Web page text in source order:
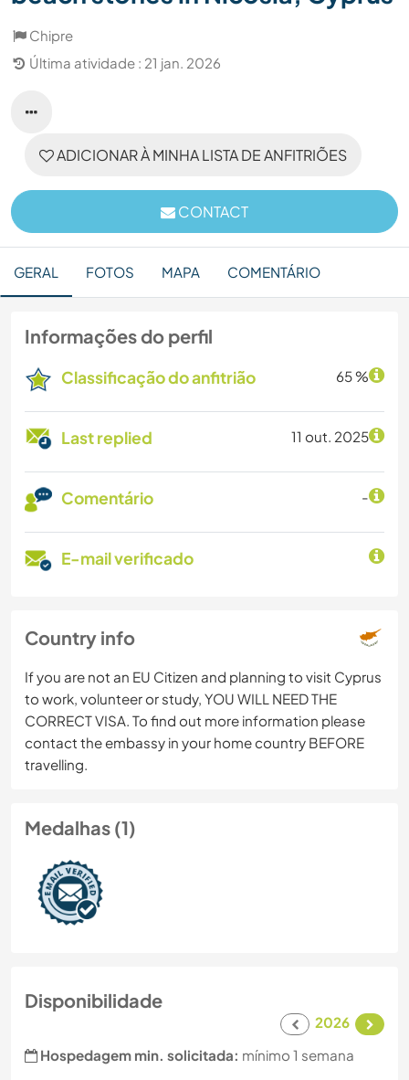
Chipre
Última atividade : 21 jan. 2026
ADICIONAR À MINHA LISTA DE ANFITRIÕES
CONTACT
GERAL FOTOS MAPA COMENTÁRIO
Informações do perfil
Classificação do anfitrião 65 %
Last replied 11 out. 2025
Comentário -
E-mail verificado
Country info
If you are not an EU Citizen and planning to visit Cyprus
to work, volunteer or study, YOU WILL NEED THE
CORRECT VISA. To find out more information please
contact the embassy in your home country BEFORE
travelling.
Medalhas (1)
Disponibilidade
2026
Hospedagem min. solicitada: mínimo 1 semana